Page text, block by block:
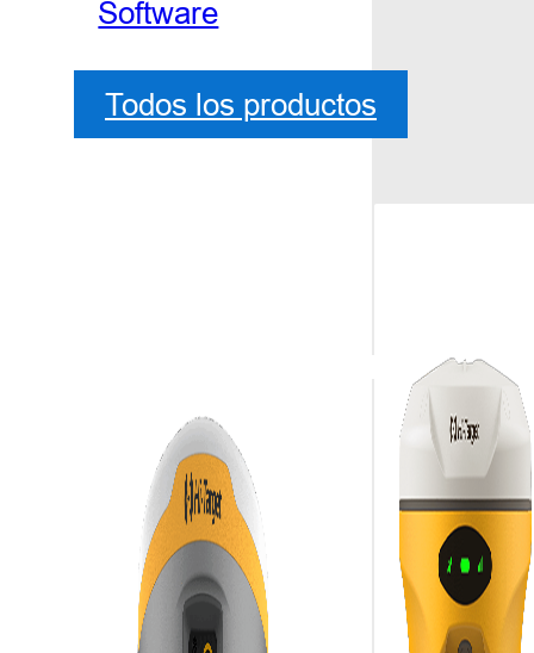
Software
Todos los productos
Reflejos